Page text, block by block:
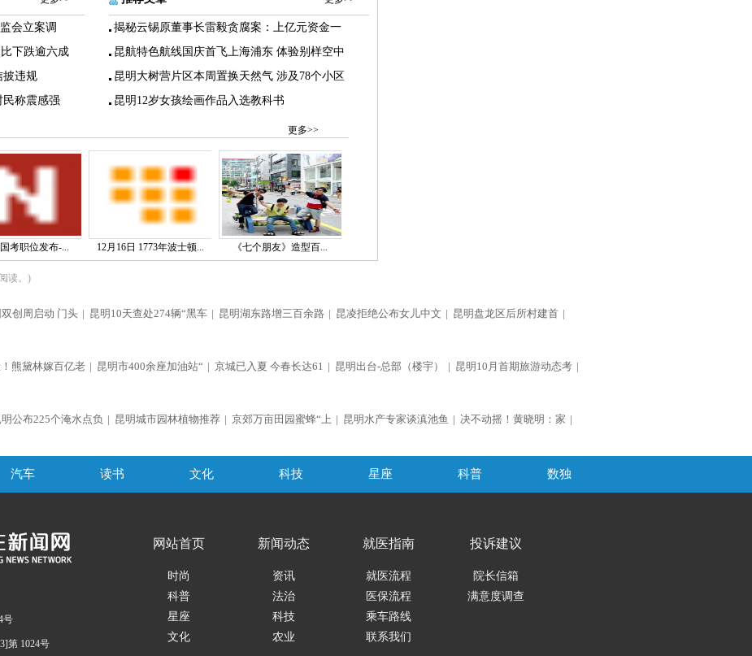
会立案调
下跌逾六成
披违规
称震感强
揭秘云锡原董事长雷毅贪腐案：上亿元资金一
昆航特色航线国庆首飞上海浦东 体验别样空中
昆明大树营片区本周置换天然气 涉及78个小区
昆明12岁女孩绘画作品入选教科书
更多>>
考职位发布-... 12月16日 1773年波士顿... 《七个朋友》造型百...
读。)
创周启动 门头 | 昆明10天查处274辆“黑车 | 昆明湖东路增三百余路 | 昆凌拒绝公布女儿中文 | 昆明盘龙区后所村建首 |
熊黛林嫁百亿老 | 昆明市400余座加油站“ | 京城已入夏 今春长达61 | 昆明出台-总部（楼宇） | 昆明10月首期旅游动态考 |
明公布225个淹水点负 | 昆明城市园林植物推荐 | 京郊万亩田园蜜蜂“上 | 昆明水产专家谈滇池鱼 | 决不动摇！黄晓明：家 |
汽车 读书 文化 科技 星座 科普 数独
号
第 1024号
网站首页
时尚
科普
星座
文化
新闻动态
资讯
法治
科技
农业
就医指南
就医流程
医保流程
乘车路线
联系我们
投诉建议
院长信箱
满意度调查